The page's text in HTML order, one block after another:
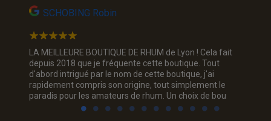
SCHOBING Robin
LA MEILLEURE BOUTIQUE DE RHUM de Lyon ! Cela fait
depuis 2018 que je fréquente cette boutique. Tout
d'abord intrigué par le nom de cette boutique, j'ai
rapidement compris son origine, tout simplement le
paradis pour les amateurs de rhum. Un choix de bou